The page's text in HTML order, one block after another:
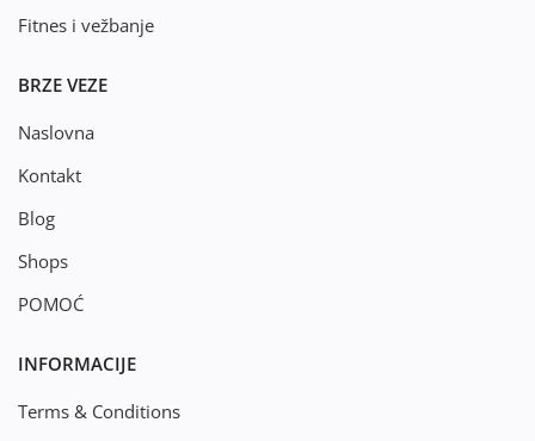
Fitnes i vežbanje
BRZE VEZE
Naslovna
Kontakt
Blog
Shops
POMOĆ
INFORMACIJE
Terms & Conditions